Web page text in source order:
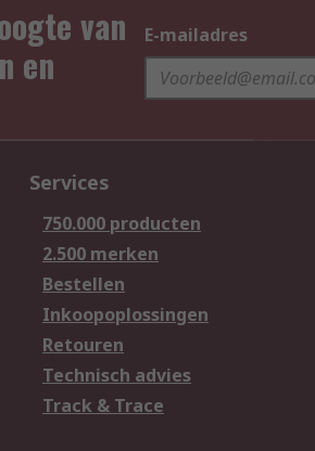
van
en
E-mailadres
Services
750.000 producten
2.500 merken
Bestellen
Inkoopoplossingen
Retouren
Technisch advies
Track & Trace